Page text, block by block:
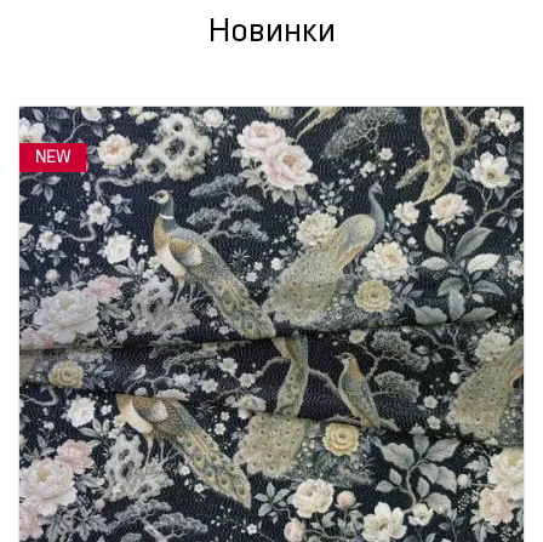
Новинки
NEW